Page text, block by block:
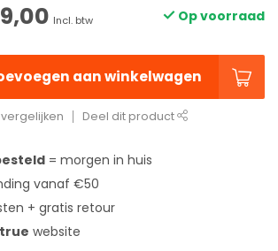
Incl. btw Op voorraad
aan winkelwagen
Deel dit product
= morgen in huis
vanaf €50
+ gratis retour
website